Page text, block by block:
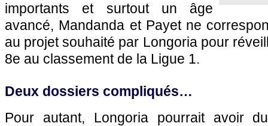
importants et surtout un âge
avancé, Mandanda et Payet ne
au projet souhaité par Longoria pour
8e au classement de la Ligue 1.
Deux dossiers compliqués…
Pour autant, Longoria pourrait avoir